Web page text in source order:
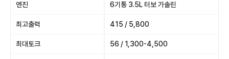
엔진 6기통 3.5L 터보 가솔린
최고출력 415 / 5,800
최대토크 56 / 1,300-4,500